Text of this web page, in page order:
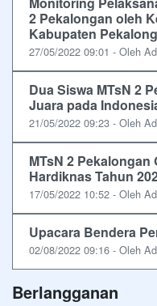
2 Pekalongan oleh
Kabupaten
27/05/2022 09:01 - Oleh
Dua Siswa MTsN 2
Juara pada
21/05/2022 09:23 - Oleh
MTsN 2 Pekalongan
Hardiknas Tahun
17/05/2022 10:52 - Oleh
Upacara Bendera
02/08/2022 09:16 - Oleh
Berlangganan